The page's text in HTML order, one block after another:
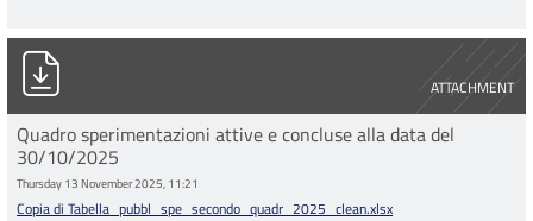
ATTACHMENT
Copia di Tabella_pubbl_spe_secondo_quadr_2025_clean.xlsx
Quadro sperimentazioni attive e concluse alla data del
30/10/2025
Thursday 13 November 2025, 11:21
Copia di Tabella_pubbl_spe_secondo_quadr_2025_clean.xlsx